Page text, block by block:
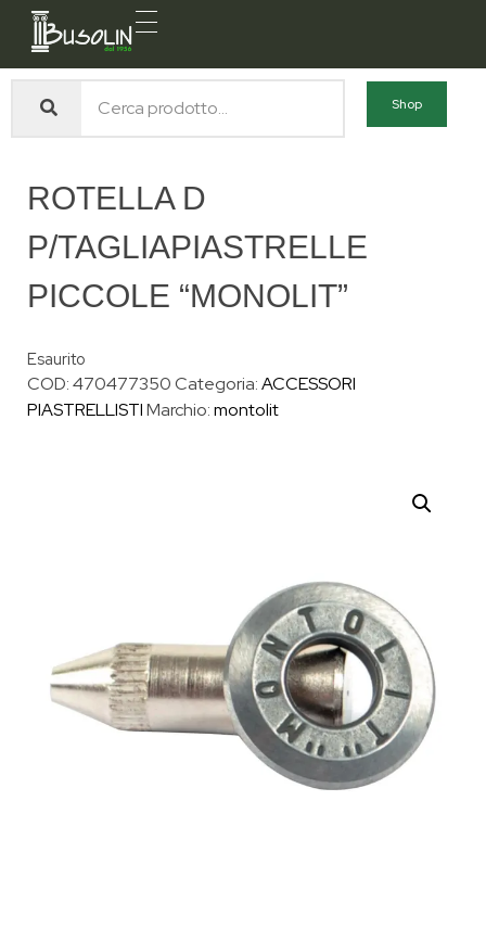
Busolin S.R.L.
Shop
ROTELLA D
P/TAGLIAPIASTRELLE
PICCOLE “MONOLIT”
Esaurito
COD:470477350Categoria:ACCESSORI
PIASTRELLISTIMarchio:montolit